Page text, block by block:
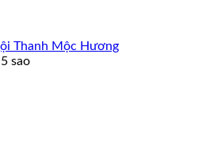
Thanh Mộc Hương
5 sao